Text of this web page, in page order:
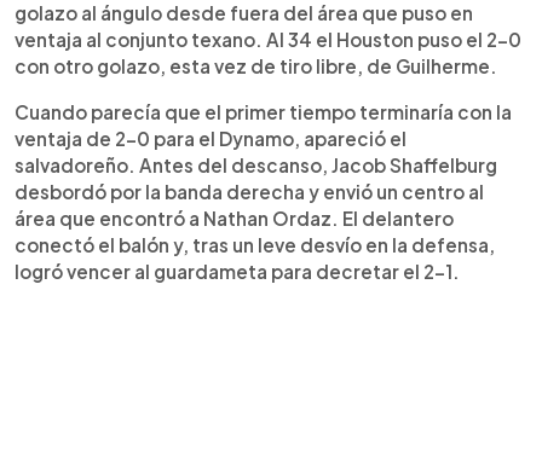
golazo al ángulo desde fuera del área que puso en
ventaja al conjunto texano. Al 34 el Houston puso el 2-0
con otro golazo, esta vez de tiro libre, de Guilherme.
Cuando parecía que el primer tiempo terminaría con la
ventaja de 2-0 para el Dynamo, apareció el
salvadoreño. Antes del descanso, Jacob Shaffelburg
desbordó por la banda derecha y envió un centro al
área que encontró a Nathan Ordaz. El delantero
conectó el balón y, tras un leve desvío en la defensa,
logró vencer al guardameta para decretar el 2-1.